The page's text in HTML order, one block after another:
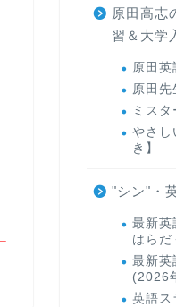
原田高志
習＆大学
原田英
原田先
ミス
やさし
き】
"シン"・
最新英
はらだ
最新英
(2026
英語ス